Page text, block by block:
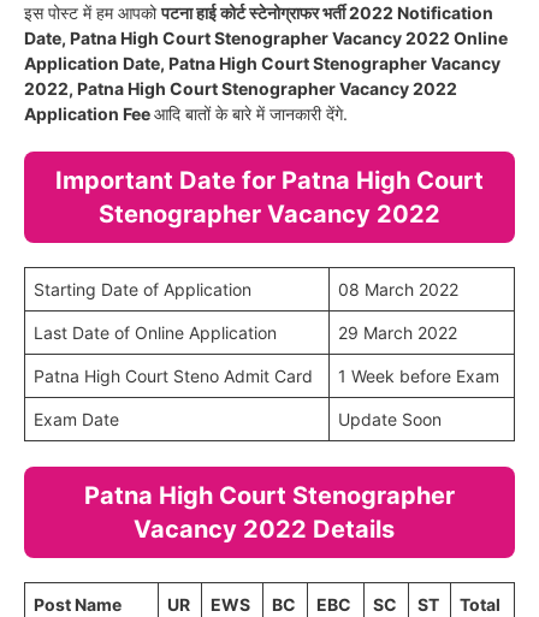
इस पोस्ट में हम आपकोपटना हाई कोर्ट स्टेनोग्राफर भर्ती 2022 Notification
Date, Patna High Court Stenographer Vacancy 2022 Online
Application Date, Patna High Court Stenographer Vacancy
2022, Patna High Court Stenographer Vacancy 2022
Application Feeआदि बातों के बारे में जानकारी देंगे.
Important Date for Patna High Court
Stenographer Vacancy 2022
Starting Date of Application 08 March 2022
Last Date of Online Application 29 March 2022
Patna High Court Steno Admit Card 1 Week before Exam
Exam Date Update Soon
Patna High Court Stenographer
Vacancy 2022 Details
Post Name UR EWS BC EBC SC ST Total